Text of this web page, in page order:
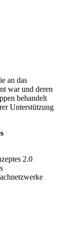
an das
war und deren
behandelt
Unterstützung
2.0